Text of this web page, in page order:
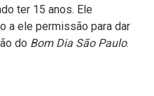
ter 15 anos. Ele
a ele permissão para dar
do Bom Dia São Paulo.